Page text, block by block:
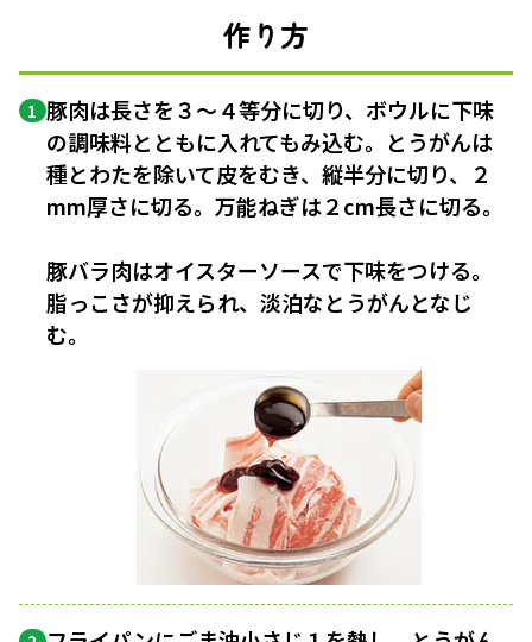
作り方
1 豚肉は長さを３〜４等分に切り、ボウルに下味
の調味料とともに入れてもみ込む。とうがんは
種とわたを除いて皮をむき、縦半分に切り、２
mm厚さに切る。万能ねぎは２cm長さに切る。
豚バラ肉はオイスターソースで下味をつける。
脂っこさが抑えられ、淡泊なとうがんとなじ
む。